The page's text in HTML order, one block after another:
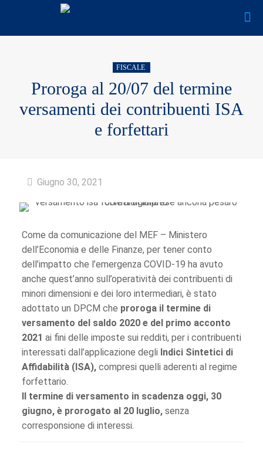
FISCALE
Proroga al 20/07 del termine
versamenti dei contribuenti ISA
e forfettari
Giugno 30, 2021
Come da comunicazione del MEF – Ministero
dell’Economia e delle Finanze, per tener conto
dell’impatto che l’emergenza COVID-19 ha avuto
anche quest’anno sull’operatività dei contribuenti di
minori dimensioni e dei loro intermediari, è stato
adottato un DPCM che proroga il termine di
versamento del saldo 2020 e del primo acconto
2021 ai fini delle imposte sui redditi, per i contribuenti
interessati dall’applicazione degli Indici Sintetici di
Affidabilità (ISA),compresi quelli aderenti al regime
forfettario.
Il termine di versamento in scadenza oggi, 30
giugno, è prorogato al 20 luglio,senza
corresponsione di interessi.